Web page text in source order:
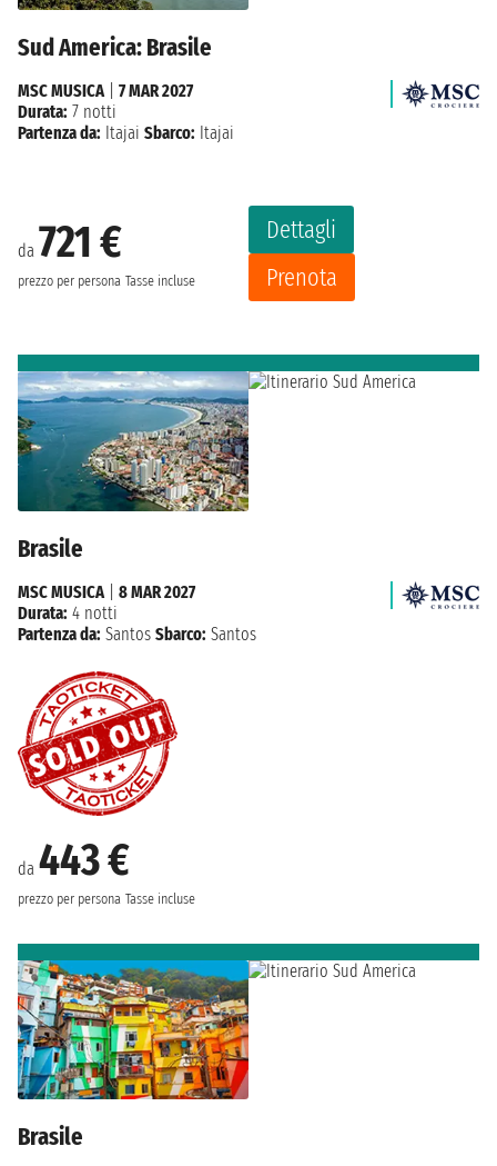
Sud America: Brasile
da 721 €
prezzo per persona Tasse incluse
Dettagli
Prenota
MSC MUSICA| 7 MAR 2027
Durata: 7 notti
Partenza da: Itajai Sbarco: Itajai
Brasile
da 443 €
prezzo per persona Tasse incluse
MSC MUSICA
8 MAR 2027
Durata: 4 notti
Partenza da: Santos Sbarco: Santos
Brasile